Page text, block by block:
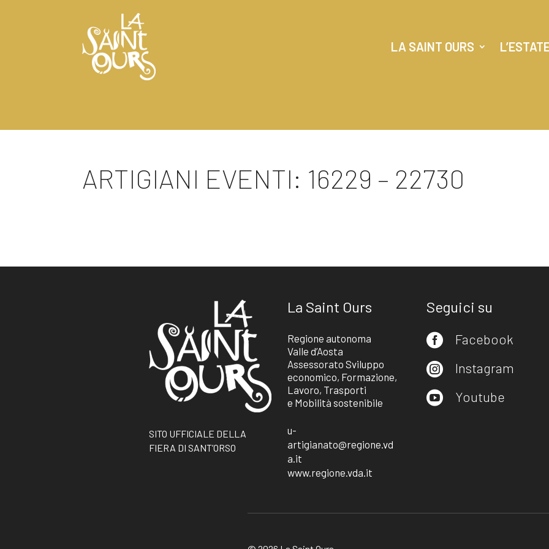
LA SAINT OURS
ARTIGIANI EVENTI: 16229 – 22730
SITO UFFICIALE DELLA
FIERA DI SANT’ORSO
La Saint Ours
Regione autonoma
Valle d’Aosta
Assessorato Sviluppo
economico, Formazione,
Lavoro, Trasporti
e Mobilità sostenibile
u-
artigianato@regione.vd
a.it
www.regione.vda.it
Seguici su
 Facebook
 Instagram
 Youtube